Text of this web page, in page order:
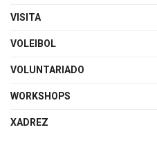
VISITA
VOLEIBOL
VOLUNTARIADO
WORKSHOPS
XADREZ